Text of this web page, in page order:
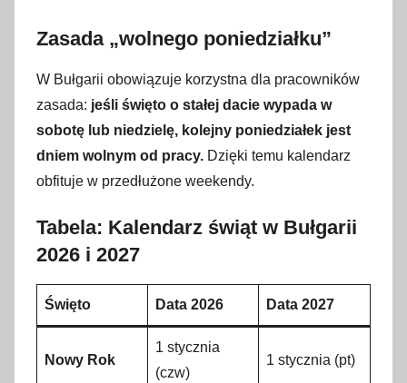
Zasada „wolnego poniedziałku”
W Bułgarii obowiązuje korzystna dla pracowników
zasada: jeśli święto o stałej dacie wypada w
sobotę lub niedzielę, kolejny poniedziałek jest
dniem wolnym od pracy. Dzięki temu kalendarz
obfituje w przedłużone weekendy.
Tabela: Kalendarz świąt w Bułgarii
2026 i 2027
Święto Data 2026 Data 2027
Nowy Rok
1 stycznia
(czw)
1 stycznia (pt)